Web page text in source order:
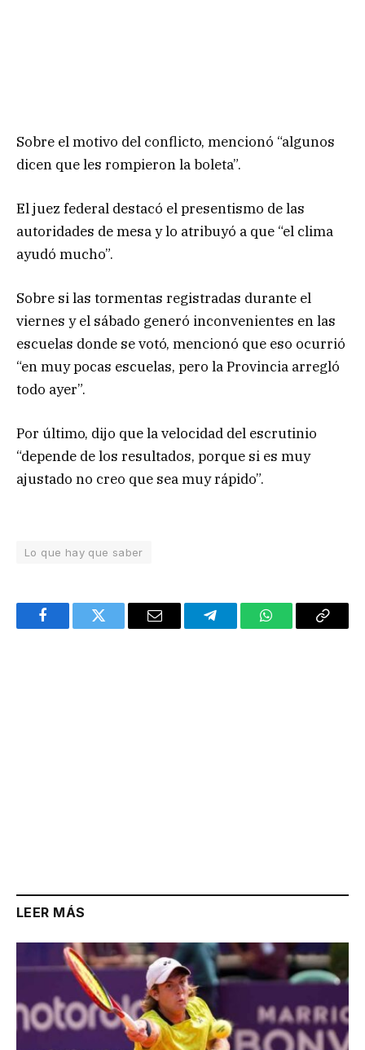
Sobre el motivo del conflicto, mencionó “algunos
dicen que les rompieron la boleta”.
El juez federal destacó el presentismo de las
autoridades de mesa y lo atribuyó a que “el clima
ayudó mucho”.
Sobre si las tormentas registradas durante el
viernes y el sábado generó inconvenientes en las
escuelas donde se votó, mencionó que eso ocurrió
“en muy pocas escuelas, pero la Provincia arregló
todo ayer”.
Por último, dijo que la velocidad del escrutinio
“depende de los resultados, porque si es muy
ajustado no creo que sea muy rápido”.
Lo que hay que saber
FacebookTwitter Email TelegramWhatsAppCopy
LEER MÁS